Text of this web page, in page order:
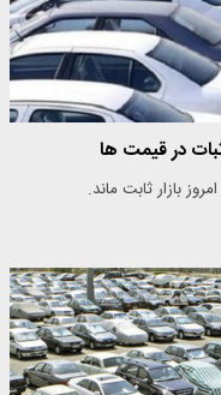
در قیمت ها
بازار ثابت ماند.